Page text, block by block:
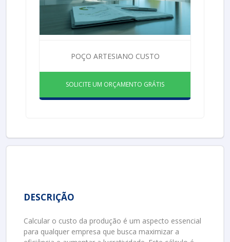
POÇO ARTESIANO CUSTO
SOLICITE UM ORÇAMENTO GRÁTIS
DESCRIÇÃO
Calcular o custo da produção é um aspecto essencial
para qualquer empresa que busca maximizar a